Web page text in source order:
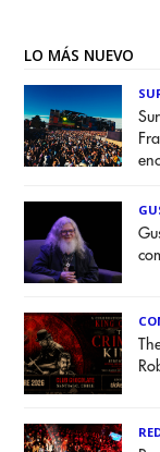
LO MÁS NUEVO